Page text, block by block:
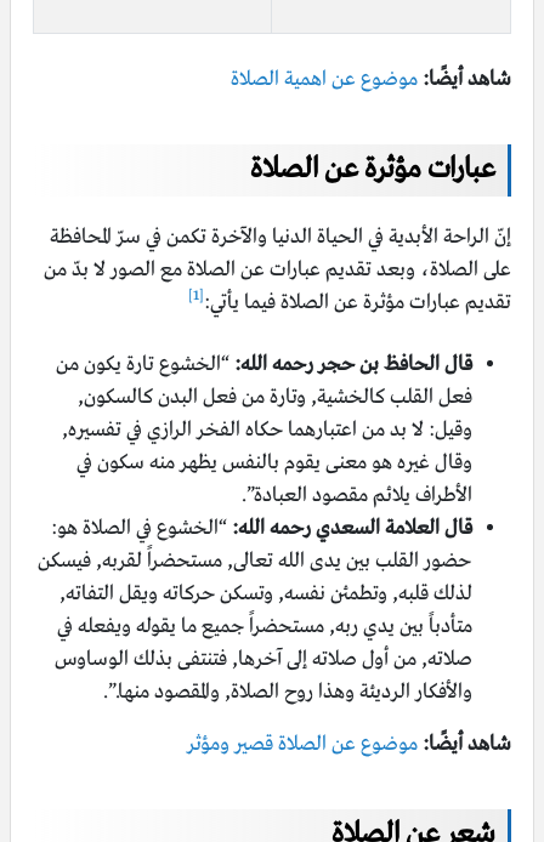
شاهد أيضًا: موضوع عن اهمية الصلاة
عبارات مؤثرة عن الصلاة
إنّ الراحة الأبدية في الحياة الدنيا والآخرة تكمن في سرّ المحافظة
على الصلاة، وبعد تقديم عبارات عن الصلاة مع الصور لا بدّ من
تقديم عبارات مؤثرة عن الصلاة فيما يأتي:[1]
قال الحافظ بن حجر رحمه الله: “الخشوع تارة يكون من
فعل القلب كالخشية, وتارة من فعل البدن كالسكون,
وقيل: لا بد من اعتبارهما حكاه الفخر الرازي في تفسيره,
وقال غيره هو معنى يقوم بالنفس يظهر منه سكون في
الأطراف يلائم مقصود العبادة”.
قال العلامة السعدي رحمه الله: “الخشوع في الصلاة هو:
حضور القلب بين يدى الله تعالى, مستحضراً لقربه, فيسكن
لذلك قلبه, وتطمئن نفسه, وتسكن حركاته ويقل التفاته,
متأدباً بين يدي ربه, مستحضراً جميع ما يقوله ويفعله في
صلاته, من أول صلاته إلى آخرها, فتنتفى بذلك الوساوس
والأفكار الرديئة وهذا روح الصلاة, والمقصود منها.”.
شاهد أيضًا: موضوع عن الصلاة قصير ومؤثر
شعر عن الصلاة